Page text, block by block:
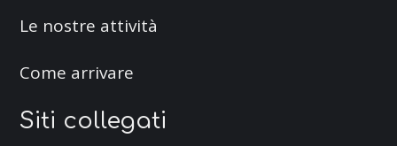
Le nostre attività
Come arrivare
Siti collegati